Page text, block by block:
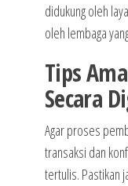
didukung oleh
oleh lembaga
Tips
Secara
Agar proses
transaksi dan
tertulis. Pastikan